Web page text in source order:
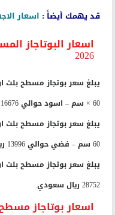
قد يهمك أيضاً : اسعار
اسعار البوتاجاز
2026
× 60 سم – اسود حوالي 16676 ريال سعودي.
60 سم – فضي حوالي 13996 ريال سعودي.
28752 ريال سعودي.
اسعار بوتاجاز